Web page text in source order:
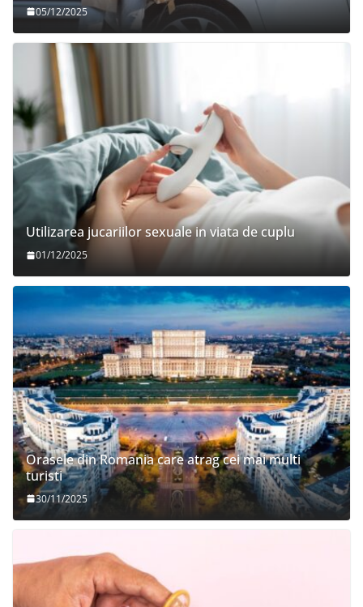
05/12/2025
Utilizarea jucariilor sexuale in viata de cuplu
01/12/2025
Orasele din Romania care atrag cei mai multi
turisti
30/11/2025